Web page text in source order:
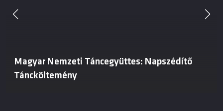
Magyar Nemzeti Táncegyüttes: Napszédítő
Táncköltemény